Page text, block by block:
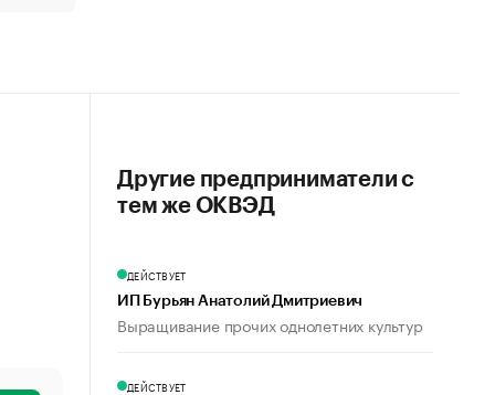
Другие предприниматели с
тем же ОКВЭД
ДЕЙСТВУЕТ
ИП Бурьян Анатолий Дмитриевич
Выращивание прочих однолетних культур
ДЕЙСТВУЕТ